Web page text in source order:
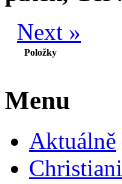
Next »
Položky
Menu
Aktuálně